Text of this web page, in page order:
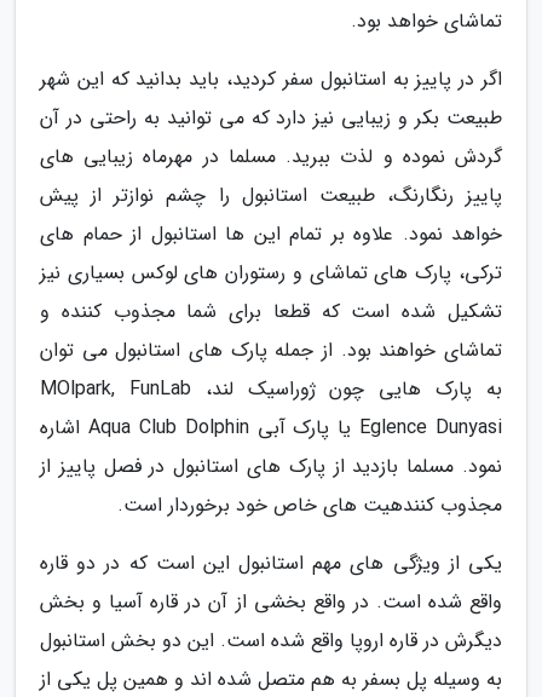
تماشای خواهد بود.
اگر در پاییز به استانبول سفر کردید، باید بدانید که این شهر
طبیعت بکر و زیبایی نیز دارد که می توانید به راحتی در آن
گردش نموده و لذت ببرید. مسلما در مهرماه زیبایی های
پاییز رنگارنگ، طبیعت استانبول را چشم نوازتر از پیش
خواهد نمود. علاوه بر تمام این ها استانبول از حمام های
ترکی، پارک های تماشای و رستوران های لوکس بسیاری نیز
تشکیل شده است که قطعا برای شما مجذوب کننده و
تماشای خواهند بود. از جمله پارک های استانبول می توان
به پارک هایی چون ژوراسیک لند، MOlpark, FunLab
Eglence Dunyasi یا پارک آبی Aqua Club Dolphin اشاره
نمود. مسلما بازدید از پارک های استانبول در فصل پاییز از
مجذوب کنندهیت های خاص خود برخوردار است.
یکی از ویژگی های مهم استانبول این است که در دو قاره
واقع شده است. در واقع بخشی از آن در قاره آسیا و بخش
دیگرش در قاره اروپا واقع شده است. این دو بخش استانبول
به وسیله پل بسفر به هم متصل شده اند و همین پل یکی از